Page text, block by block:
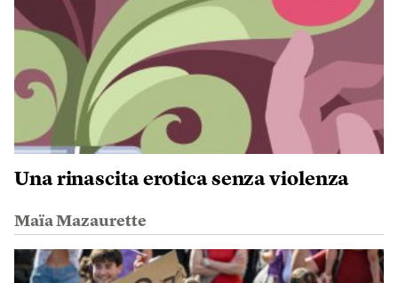
Una rinascita erotica senza violenza
Maïa Mazaurette